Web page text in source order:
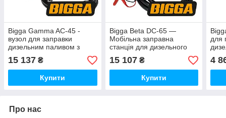
Bigga Gamma AC-45 -
вузол для заправки
дизельним паливом з
лічильником, 220В, 45 л/
хв.
15 137 ₴
Купити
Bigga Beta DC-65 —
Мобільна заправна
станція для дизельного
палива з витратою, 12/24
В, 45/65 л/хв
15 107₴
Купити
для
л/х
4
Про нас